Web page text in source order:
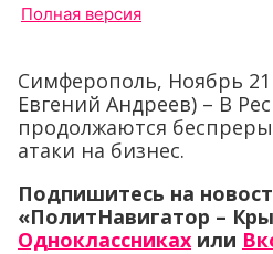
Полная версия
Симферополь, Ноябрь
Евгений Андреев) – В
продолжаются
атаки на бизнес.
Подпишитесь на
«ПолитНавигатор –
Одноклассниках или